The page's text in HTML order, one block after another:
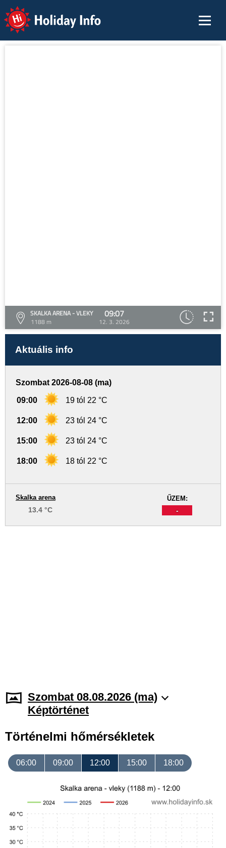
Holiday Info
SKALKA ARENA - VLEKY
1188 m
09:07
12. 3. 2026
Aktuális info
Szombat 2026-08-08 (ma)
09:00 19 tól 22 °C
12:00 23 tól 24 °C
15:00 23 tól 24 °C
18:00 18 tól 22 °C
ŰZEM:
-
Skalka arena
13.4 °C
Szombat 08.08.2026 (ma)
Képtörténet
Történelmi hőmérsékletek
06:00 09:00 12:00 15:00 18:00